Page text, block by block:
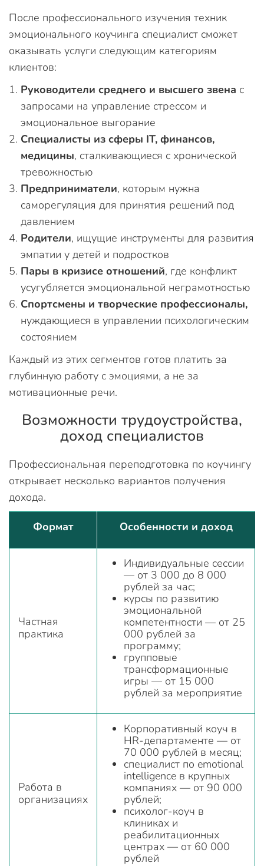
После профессионального изучения техник
эмоционального коучинга специалист сможет
оказывать услуги следующим категориям
клиентов:
Руководители среднего и высшего звена с
запросами на управление стрессом и
эмоциональное выгорание
Специалисты из сферы IT, финансов,
медицины, сталкивающиеся с хронической
тревожностью
Предприниматели, которым нужна
саморегуляция для принятия решений под
давлением
Родители, ищущие инструменты для развития
эмпатии у детей и подростков
Пары в кризисе отношений, где конфликт
усугубляется эмоциональной неграмотностью
Спортсмены и творческие профессионалы,
нуждающиеся в управлении психологическим
состоянием
Каждый из этих сегментов готов платить за
глубинную работу с эмоциями, а не за
мотивационные речи.
Возможности трудоустройства,
доход специалистов
Профессиональная переподготовка по коучингу
открывает несколько вариантов получения
дохода.
Формат Особенности и доход
Частная
практика
Индивидуальные сессии
— от 3 000 до 8 000
рублей за час;
курсы по развитию
эмоциональной
компетентности — от 25
000 рублей за
программу;
групповые
трансформационные
игры — от 15 000
рублей за мероприятие
Работа в
организациях
Корпоративный коуч в
HR-департаменте — от
70 000 рублей в месяц;
специалист по emotional
intelligence в крупных
компаниях — от 90 000
рублей;
психолог-коуч в
клиниках и
реабилитационных
центрах — от 60 000
рублей